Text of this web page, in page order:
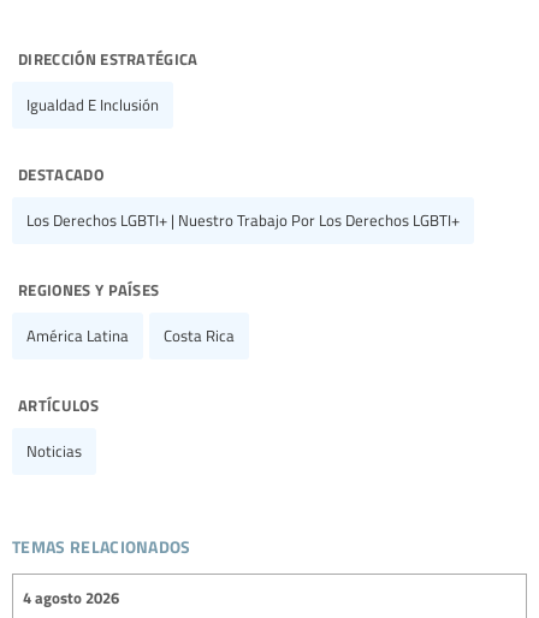
dirección estratégica
Igualdad E Inclusión
destacado
Los Derechos LGBTI+ | Nuestro Trabajo Por Los Derechos LGBTI+
regiones y países
América Latina Costa Rica
artículos
Noticias
temas relacionados
4 agosto 2026